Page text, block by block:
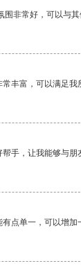
非常好，可以与其
丰富，可以满足我
手，让我能够与朋
点单一，可以增加